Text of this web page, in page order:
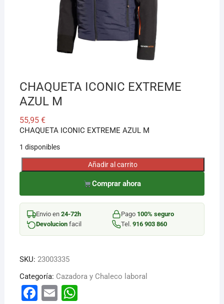
CHAQUETA ICONIC EXTREME
AZUL M
55,95 €
CHAQUETA ICONIC EXTREME AZUL M
1 disponibles
CHAQUETA
EXTREME
AZUL
cantidad
Añadir al carrito
Comprar ahora
Envio en 24-72h Pago 100% seguro
Devolucionfacil Tel. 916 903 860
SKU: 23003335
Categoría: Cazadora y Chaleco laboral
F E W
¡Hola! Soy el asesor virtual de Ferretería El Arroyo.
Cuéntame qué necesitas y te ayudo a encontrarlo,
aunque no sepas el nombre exacto